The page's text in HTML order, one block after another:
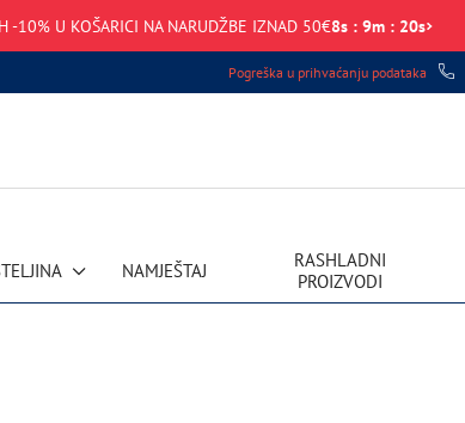
-10% U KOŠARICI NA NARUDŽBE IZNAD 50€8s : 9m : 19s
Pogreška u prihvaćanju podataka
NAMJEŠTAJ
RASHLADNI
PROIZVODI